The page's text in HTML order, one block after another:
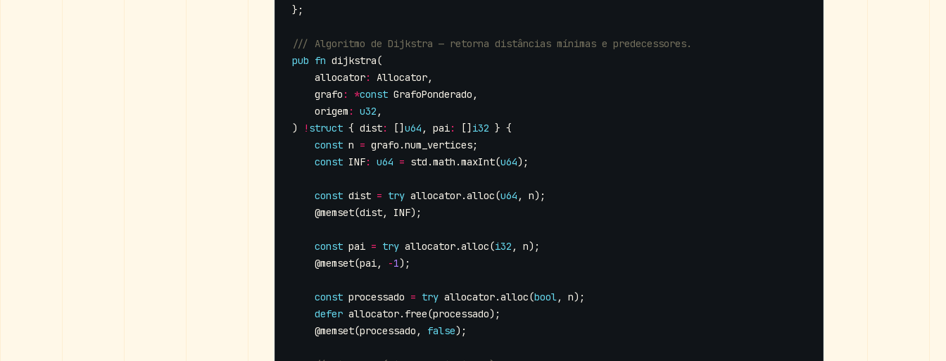
};
pub fn dijkstra(
allocator: Allocator,
grafo : *const GrafoPonderado ,
origem : u32 ,
)
! struct { dist: [] u64 , pai: [] i32 } {
const n = grafo .num_vertices;
const INF: u64 = std .math .maxInt(u64);
const dist = try allocator.alloc(u64 , n);
@memset(dist, INF);
const pai = try allocator.alloc(i32 , n);
@memset(pai, -1);
const processado = try allocator.alloc(bool, n);
defer allocator. free(processado);
@memset(processado , false);